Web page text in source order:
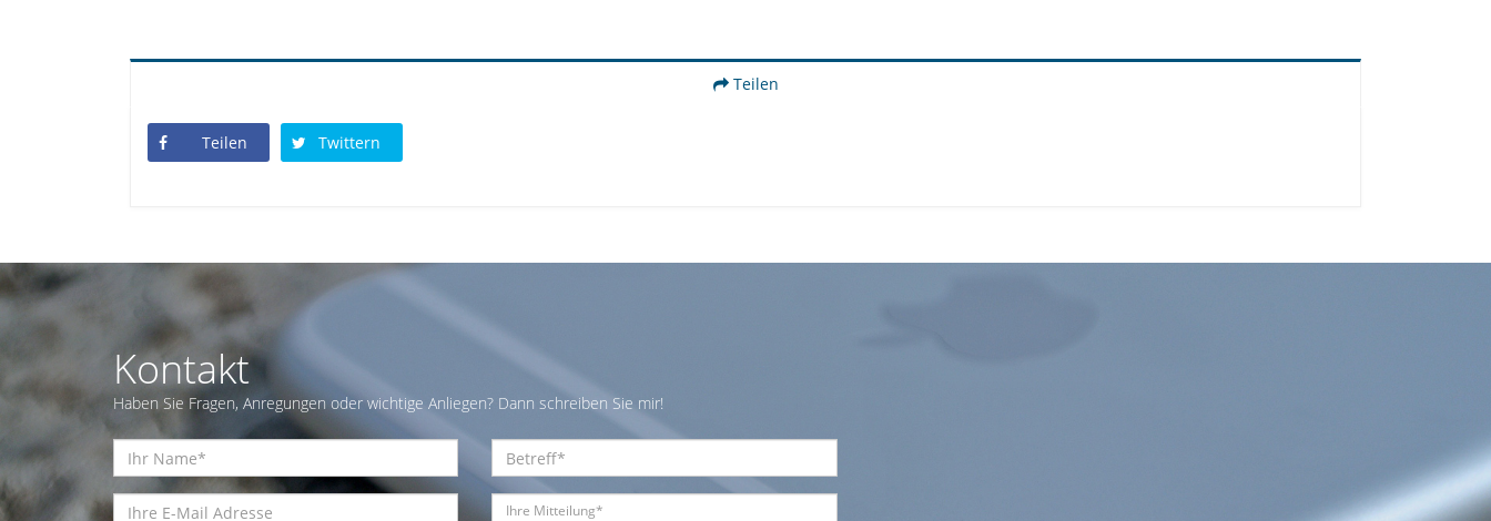
Teilen
Teilen Twittern
Kontakt
Haben Sie Fragen, Anregungen oder wichtige Anliegen? Dann schreiben Sie mir!